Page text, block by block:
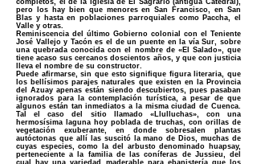
completos, el de la Iglesia de El Sagrario (antigua Catedral),
pero los hay bien que menores en San Francisco, en San
Blas y hasta en poblaciones parroquiales como Paccha, el
Valle y otras.
Reminiscencia del último Gobierno colonial con el Teniente
José Vallejo y Tacón es el de un puente en la vía Sur, sobre
una quebrada conocida con el nombre de «El Salado», que
tiene acaso sus cercanos doscientos años, y que con justicia
lleva el nombre de su constructor.
Puede afirmarse, sin que esto signifique figura literaria, que
los bellísimos parajes naturales que existen en la Provincia
del Azuay apenas están siendo descubiertos, pues pasaban
ignorados para la contemplación turística, a pesar de que
algunos están tan inmediatos a la misma ciudad de Cuenca.
Tal el caso del sitio llamado «Llulluchas», con una
hermosísima laguna hoy poblada de truchas, con orillas de
vegetación exuberante, en donde sobresalen plantas
autóctonas que allí las suscitó la mano de Dios, muchas de
cuyas especies, como la del arbusto denominado huapsay,
perteneciente a la familia de las coníferas de Jussieu, del
cual hay una variedad maderable para ebanistería que los